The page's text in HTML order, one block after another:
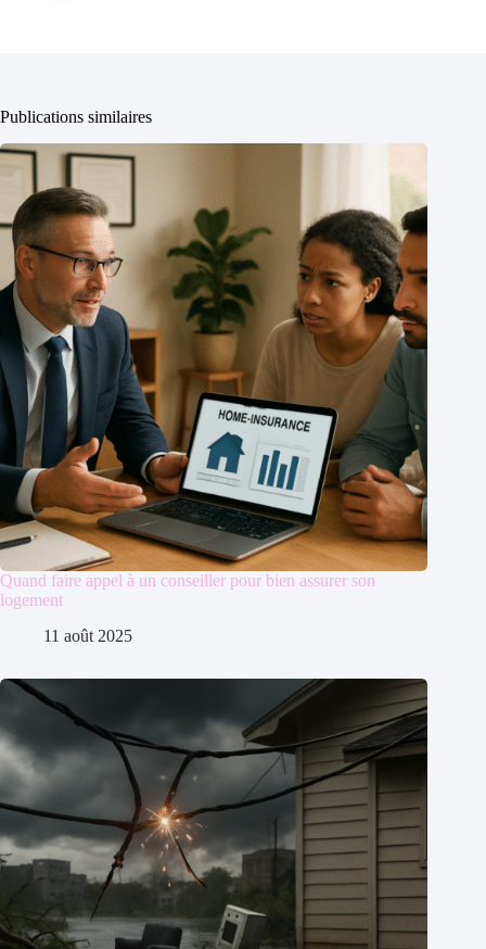
Publications similaires
Quand faire appel à un conseiller pour bien assurer son
logement
11 août 2025